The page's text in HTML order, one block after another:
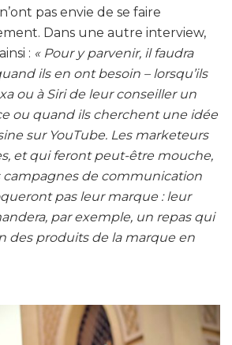
pas envie de se faire
Dans une autre interview,
: « Pour y parvenir, il faudra
ils en ont besoin – lorsqu’ils
ou à Siri de leur conseiller un
ou quand ils cherchent une idée
sur YouTube. Les marketeurs
et qui feront peut-être mouche,
campagnes de communication
pas leur marque : leur
par exemple, un repas qui
des produits de la marque en